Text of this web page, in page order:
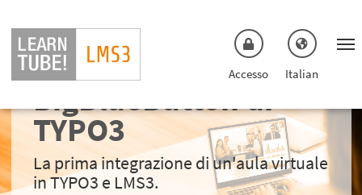
Accesso Italian
Estensione
BigBlueButton di
TYPO3
La prima integrazione di un'aula virtuale
in TYPO3 e LMS3.